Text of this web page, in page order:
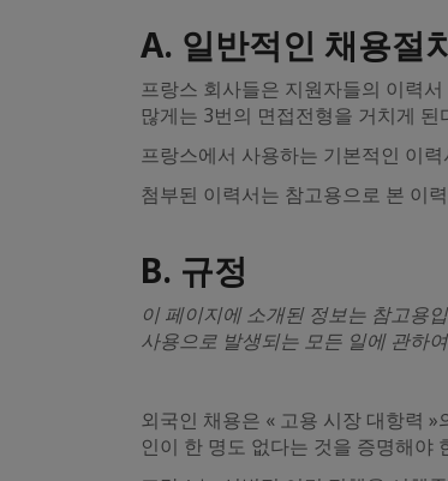
A. 일반적인 채용절
프랑스 회사들은 지원자들의 이력
많게는 3번의 면접전형을 거치게 된
프랑스에서 사용하는 기본적인 이
첨부된 이력서는 참고용으로 본 이
B. 규정
이 페이지에 소개된 정보는 참고용
사용으로 발생되는 모든 일에 관하
외국인 채용은 « 고용 시장 대항력
인이 한 명도 없다는 것을 증명해야